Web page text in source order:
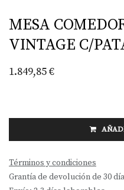
MESA
VINTAGE C/
1.849,85€
Términos y condiciones
Grantía de devolución de 30